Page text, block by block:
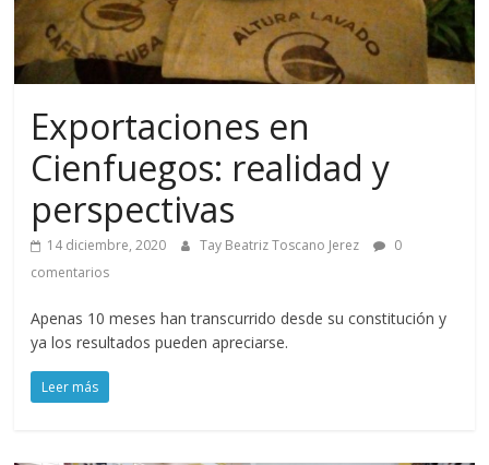
Exportaciones en
Cienfuegos: realidad y
perspectivas
14 diciembre, 2020 Tay Beatriz Toscano Jerez
0
comentarios
Apenas 10 meses han transcurrido desde su constitución y
ya los resultados pueden apreciarse.
Leer más